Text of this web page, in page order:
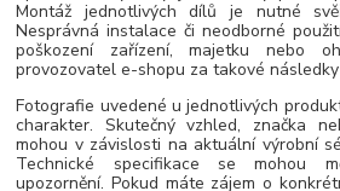
Montáž jednotlivých dílů je nutné
Nesprávná instalace či neodborné
poškození zařízení, majetku nebo
provozovatel e-shopu za takové
Fotografie uvedené u jednotlivých
charakter. Skutečný vzhled, značka
mohou v závislosti na aktuální výrobní
Technické specifikace se mohou
upozornění. Pokud máte zájem o